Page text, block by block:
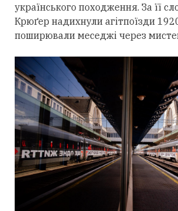
українського походження. За її
Крюґер надихнули агітпоїзди
поширювали меседжі через